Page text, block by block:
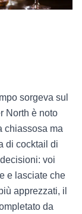
sorgeva sul
North è noto
chiassosa ma
di cocktail di
voi
e lasciate che
apprezzati, il
da